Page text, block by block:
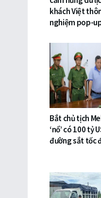
khách Việt
nghiệm pop-
Bắt chủ tịch
‘nổ’ có 100 tỷ
đường sắt tốc